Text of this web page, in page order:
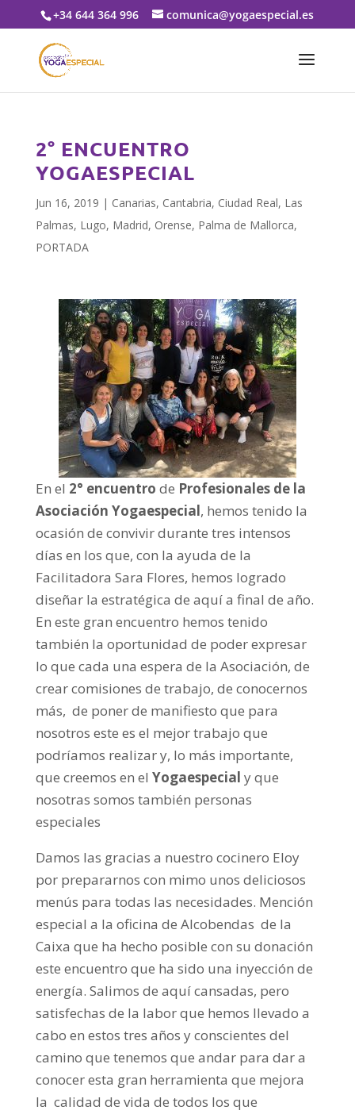
+34 644 364 996 comunica@yogaespecial.es
2° ENCUENTRO
YOGAESPECIAL
Jun 16, 2019 | Canarias, Cantabria, Ciudad Real, Las
Palmas, Lugo, Madrid, Orense, Palma de Mallorca,
PORTADA
En el 2° encuentro de Profesionales de la
Asociación Yogaespecial, hemos tenido la
ocasión de convivir durante tres intensos
días en los que, con la ayuda de la
Facilitadora Sara Flores, hemos logrado
diseñar la estratégica de aquí a final de año.
En este gran encuentro hemos tenido
también la oportunidad de poder expresar
lo que cada una espera de la Asociación, de
crear comisiones de trabajo, de conocernos
más, de poner de manifiesto que para
nosotros este es el mejor trabajo que
podríamos realizar y, lo más importante,
que creemos en el Yogaespecial y que
nosotras somos también personas
especiales
Damos las gracias a nuestro cocinero Eloy
por prepararnos con mimo unos deliciosos
menús para todas las necesidades. Mención
especial a la oficina de Alcobendas de la
Caixa que ha hecho posible con su donación
este encuentro que ha sido una inyección de
energía. Salimos de aquí cansadas, pero
satisfechas de la labor que hemos llevado a
cabo en estos tres años y conscientes del
camino que tenemos que andar para dar a
conocer esta gran herramienta que mejora
la calidad de vida de todos los que